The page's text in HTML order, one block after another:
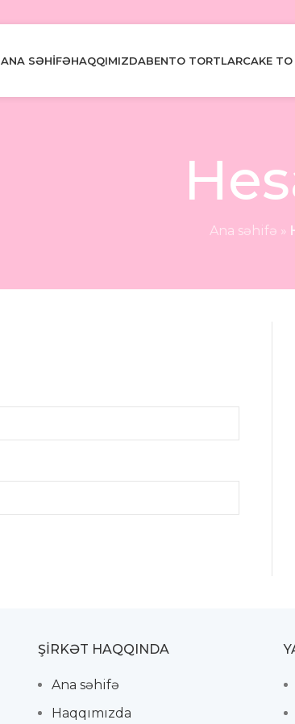
ANA SƏHIFƏHAQQIMIZDABENTO TORTLARCAKE
Ana səhifə »
ŞIRKƏT HAQQINDA
Ana səhifə
Haqqımızda